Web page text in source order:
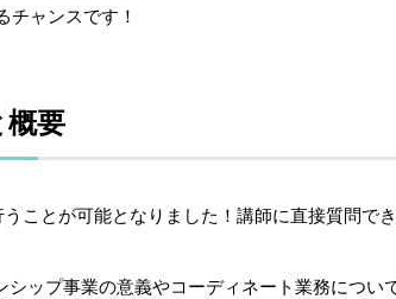
チャンスです！
概要
うことが可能となりました！講師に直接質問で
シップ事業の意義やコーディネート業務につい